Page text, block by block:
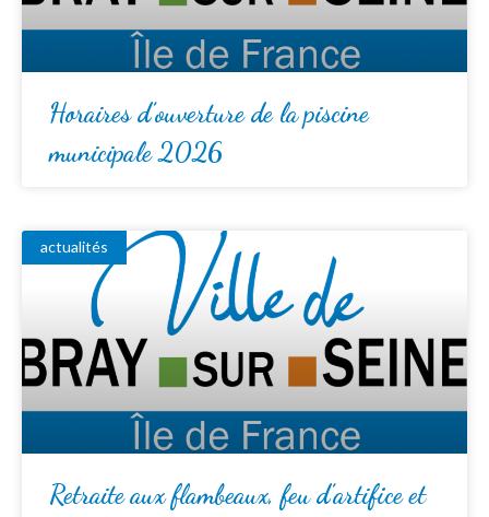
Horaires d’ouverture de la piscine
municipale 2026
actualités
Retraite aux flambeaux, feu d’artifice et